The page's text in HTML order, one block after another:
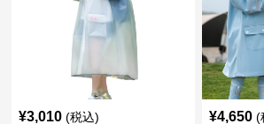
¥3,010 (税込) ¥4,650 (